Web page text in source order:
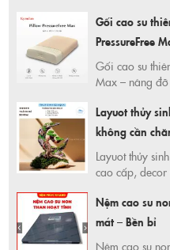
chính hãng
Gối cao su
PressureFree
Gối cao su
Max – nâng
giá tốt trên
Layuot thủy
không cần
Layuot thủy
cao cấp, decor
trang trí bàn
Mua ngay tại
Nệm cao su
mát – Bền bỉ
Nệm cao su